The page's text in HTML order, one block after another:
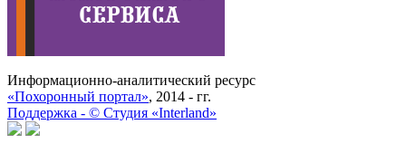
Информационно-аналитический ресурс
«Похоронный портал», 2014 - гг.
Поддержка - © Cтудия «Interland»